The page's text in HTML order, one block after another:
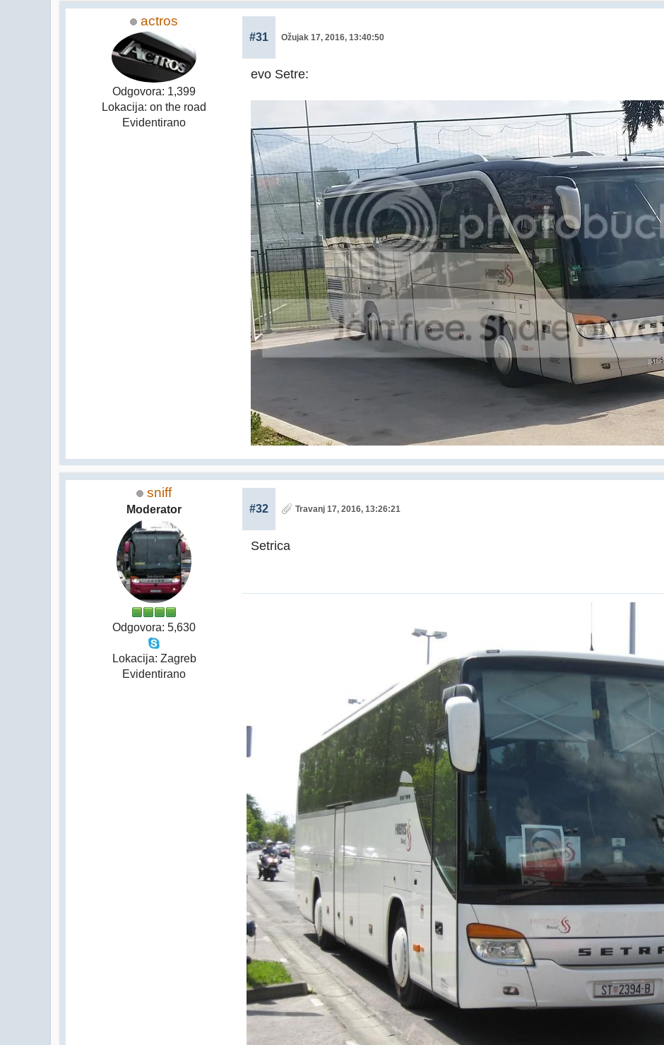
actros
Odgovora: 1,399
Lokacija: on the road
Evidentirano
#31 Ožujak 17, 2016, 13:40:50
evo Setre:
sniff
Moderator
Odgovora: 5,630
Lokacija: Zagreb
Evidentirano
#32 Travanj 17, 2016, 13:26:21
Setrica